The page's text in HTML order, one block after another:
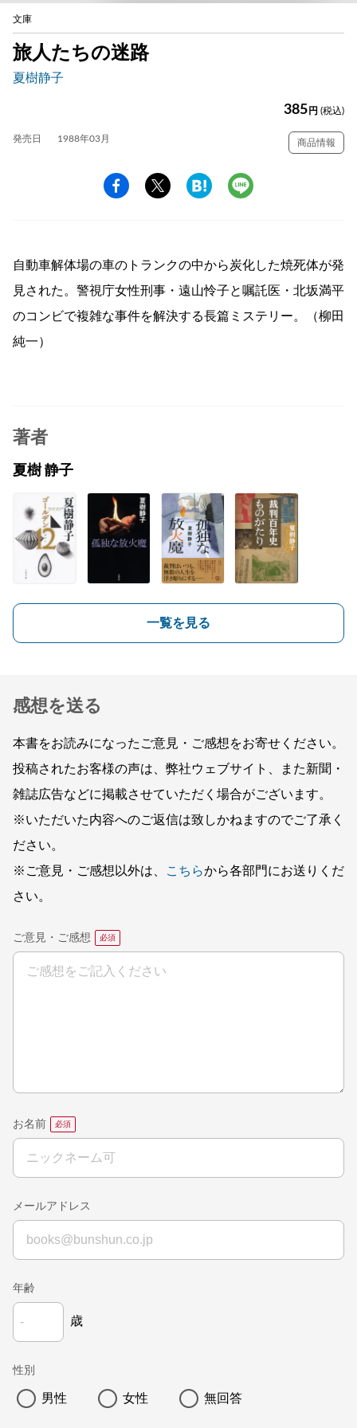
文庫
旅人たちの迷路
夏樹静子
385 円 (税込)
発売日 1988年03月 商品情報
自動車解体場の車のトランクの中から炭化した焼死体が発
見された。警視庁女性刑事・遠山怜子と嘱託医・北坂満平
のコンビで複雑な事件を解決する長篇ミステリー。（柳田
純一）
著者
夏樹 静子
一覧を見る
感想を送る
本書をお読みになったご意見・ご感想をお寄せください。
投稿されたお客様の声は、弊社ウェブサイト、また新聞・
雑誌広告などに掲載させていただく場合がございます。
※いただいた内容へのご返信は致しかねますのでご了承く
ださい。
※ご意見・ご感想以外は、
こちらから各部門にお送りくだ
さい。
ご意見・ご感想
お名前
メールアドレス
年齢
歳
性別
男性 女性 無回答